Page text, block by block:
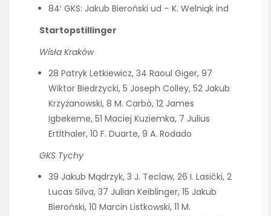
84′ GKS: Jakub Bieroński ud – K. Welniąk ind
Startopstillinger
Wisła Kraków
28 Patryk Letkiewicz, 34 Raoul Giger, 97
Wiktor Biedrzycki, 5 Joseph Colley, 52 Jakub
Krzyżanowski, 8 M. Carbó, 12 James
Igbekeme, 51 Maciej Kuziemka, 7 Julius
Ertlthaler, 10 F. Duarte, 9 A. Rodado
GKS Tychy
39 Jakub Mądrzyk, 3 J. Teclaw, 26 I. Lasički, 2
Lucas Silva, 37 Julian Keiblinger, 15 Jakub
Bieroński, 10 Marcin Listkowski, 11 M.